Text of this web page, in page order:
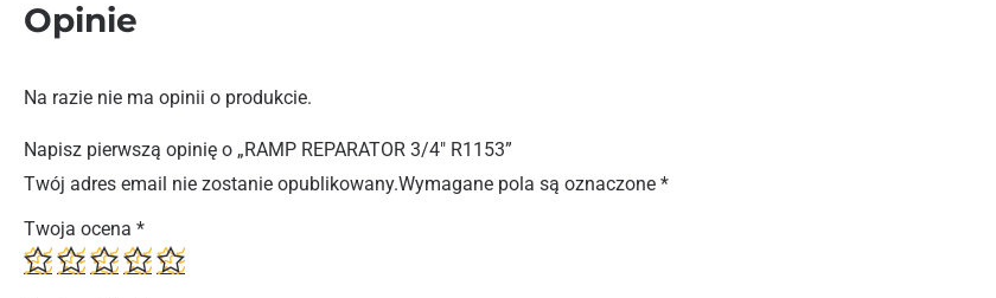
Opinie
Na razie nie ma opinii o produkcie.
Napisz pierwszą opinię o „RAMP REPARATOR 3/4″ R1153”
Twój adres email nie zostanie opublikowany.Wymagane pola są oznaczone *
Twoja ocena *